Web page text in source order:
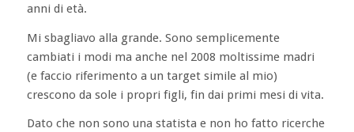
anni di età.
Mi sbagliavo alla grande. Sono semplicemente
cambiati i modi ma anche nel 2008 moltissime madri
(e faccio riferimento a un target simile al mio)
crescono da sole i propri figli, fin dai primi mesi di vita.
Dato che non sono una statista e non ho fatto ricerche